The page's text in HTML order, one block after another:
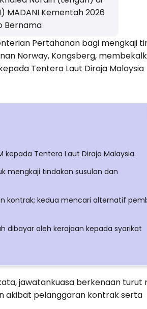
MADANI Kementah 2026
Bernama
Pertahanan bagi mengkaji
Norway, Kongsberg,
Tentera Laut Diraja Malaysia
Tentera Laut Diraja Malaysia.
mengkaji tindakan susulan dan
kontrak; kedua mencari alternatif
dibayar oleh kerajaan kepada syarikat
jawatankuasa berkenaan turut
akibat pelanggaran kontrak serta